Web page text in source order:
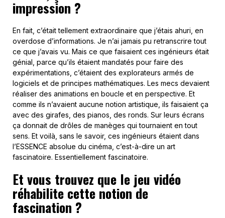
impression ?
En fait, c’était tellement extraordinaire que j’étais ahuri, en
overdose d’informations. Je n’ai jamais pu retranscrire tout
ce que j’avais vu. Mais ce que faisaient ces ingénieurs était
génial, parce qu’ils étaient mandatés pour faire des
expérimentations, c’étaient des explorateurs armés de
logiciels et de principes mathématiques. Les mecs devaient
réaliser des animations en boucle et en perspective. Et
comme ils n’avaient aucune notion artistique, ils faisaient ça
avec des girafes, des pianos, des ronds. Sur leurs écrans
ça donnait de drôles de manèges qui tournaient en tout
sens. Et voilà, sans le savoir, ces ingénieurs étaient dans
l’ESSENCE absolue du cinéma, c’est-à-dire un art
fascinatoire. Essentiellement fascinatoire.
Et vous trouvez que le jeu vidéo
réhabilite cette notion de
fascination ?